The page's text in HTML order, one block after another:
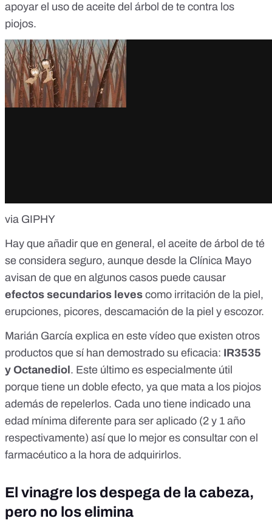
apoyar el uso de aceite del árbol de te contra los
piojos.
via GIPHY
Hay que añadir que en general, el aceite de árbol de té
se considera seguro, aunque desde la Clínica Mayo
avisan de que en algunos casos puede causar
efectos secundarios leves como irritación de la piel,
erupciones, picores, descamación de la piel y escozor.
Marián García explica en este vídeo que existen otros
productos que sí han demostrado su eficacia: IR3535
y Octanediol . Este último es especialmente útil
porque tiene un doble efecto, ya que mata a los piojos
además de repelerlos. Cada uno tiene indicado una
edad mínima diferente para ser aplicado (2 y 1 año
respectivamente) así que lo mejor es consultar con el
farmacéutico a la hora de adquirirlos.
El vinagre los despega de la cabeza,
pero no los elimina